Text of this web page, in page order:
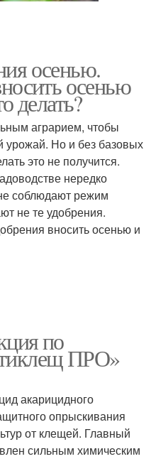
осенью.
осенью
делать?
аграрием, чтобы
урожай. Но и без базовых
это не получится.
нередко
соблюдают режим
не те удобрения.
вносить осенью и
по
ПРО»
акарицидного
опрыскивания
от клещей. Главный
сильным химическим